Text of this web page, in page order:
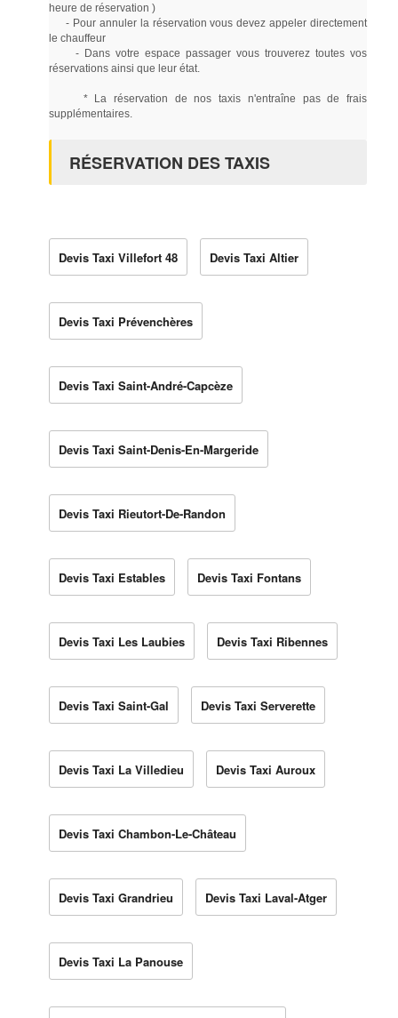
heure de réservation )
- Pour annuler la réservation vous devez appeler directement
le chauffeur
- Dans votre espace passager vous trouverez toutes vos
réservations ainsi que leur état.
* La réservation de nos taxis n'entraîne pas de frais
supplémentaires.
RÉSERVATION DES TAXIS
Devis Taxi Villefort 48 Devis Taxi Altier
Devis Taxi Prévenchères
Devis Taxi Saint-André-Capcèze
Devis Taxi Saint-Denis-En-Margeride
Devis Taxi Rieutort-De-Randon
Devis Taxi Estables Devis Taxi Fontans
Devis Taxi Les Laubies Devis Taxi Ribennes
Devis Taxi Saint-Gal Devis Taxi Serverette
Devis Taxi La Villedieu Devis Taxi Auroux
Devis Taxi Chambon-Le-Château
Devis Taxi Grandrieu Devis Taxi Laval-Atger
Devis Taxi La Panouse